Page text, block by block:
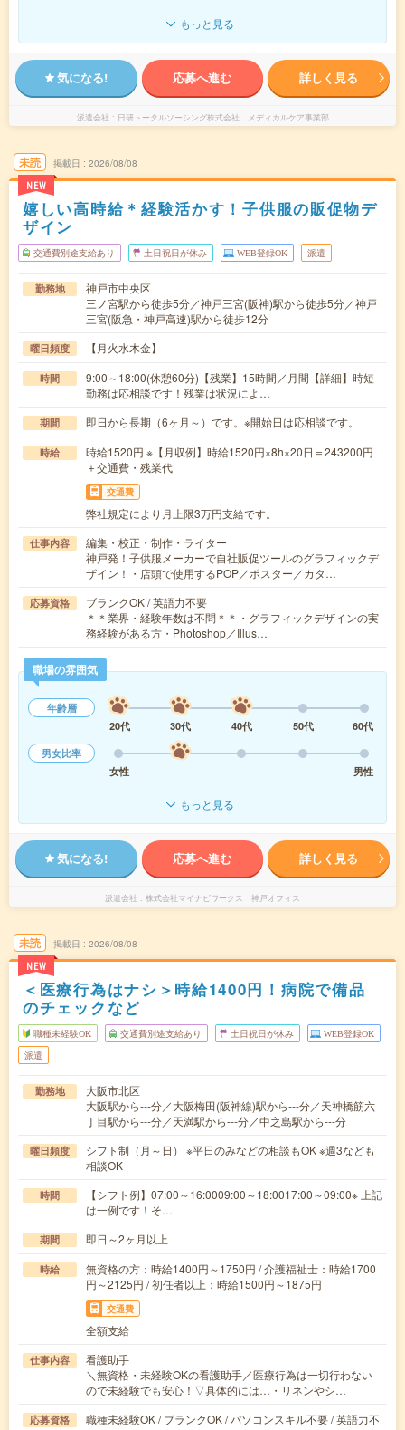
もっと見る
気になる! 応募へ進む 詳しく見る
派遣会社 日研トータルソーシング株式会社 メディカルケア事業部
未読
NEW
掲載日 2026/08/08
嬉しい高時給＊経験活かす！子供服の販促物デ
ザイン
交通費別途支給あり 土日祝日が休み WEB登録OK 派遣
勤務地
神戸市中央区
三ノ宮駅から徒歩5分／神戸三宮(阪神)駅から徒歩5分／神戸
三宮(阪急・神戸高速)駅から徒歩12分
曜日頻度 【月火水木金】
時間
9:00～18:00(休憩60分)【残業】15時間／月間【詳細】時短
勤務は応相談です！残業は状況によ…
期間 即日から長期（6ヶ月～）です。※開始日は応相談です。
時給
時給1520円 ※【月収例】時給1520円×8h×20日＝243200円
＋交通費・残業代
交通費
弊社規定により月上限3万円支給です。
仕事内容
編集・校正・制作・ライター
神戸発！子供服メーカーで自社販促ツールのグラフィックデ
ザイン！・店頭で使用するPOP／ポスター／カタ…
応募資格
ブランクOK / 英語力不要
＊＊業界・経験年数は不問＊＊・グラフィックデザインの実
務経験がある方・Photoshop／Illus…
職場の雰囲気
年齢層
20代
30代 40代 50代
60代
男女比率
女性
男性
もっと見る
気になる! 応募へ進む 詳しく見る
派遣会社 株式会社マイナビワークス 神戸オフィス
未読
NEW
掲載日 2026/08/08
＜医療行為はナシ＞時給1400円！病院で備品
のチェックなど
職種未経験OK 交通費別途支給あり 土日祝日が休み WEB登録OK
派遣
勤務地
大阪市北区
大阪駅から---分／大阪梅田(阪神線)駅から---分／天神橋筋六
丁目駅から---分／天満駅から---分／中之島駅から---分
曜日頻度
シフト制（月～日） ※平日のみなどの相談もOK ※週3なども
相談OK
時間
【シフト例】07:00～16:0009:00～18:0017:00～09:00※ 上記
は一例です！そ…
期間 即日～2ヶ月以上
時給
無資格の方：時給1400円～1750円 / 介護福祉士：時給1700
円～2125円 / 初任者以上：時給1500円～1875円
交通費
全額支給
仕事内容
看護助手
＼無資格・未経験OKの看護助手／医療行為は一切行わない
ので未経験でも安心！▽具体的には…・リネンやシ…
応募資格
職種未経験OK / ブランクOK / パソコンスキル不要 / 英語力不